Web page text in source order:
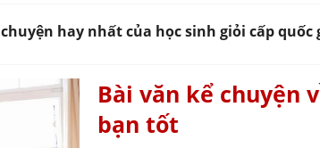
hay nhất của học sinh giỏi cấp
Bài văn kể chuyện
bạn tốt